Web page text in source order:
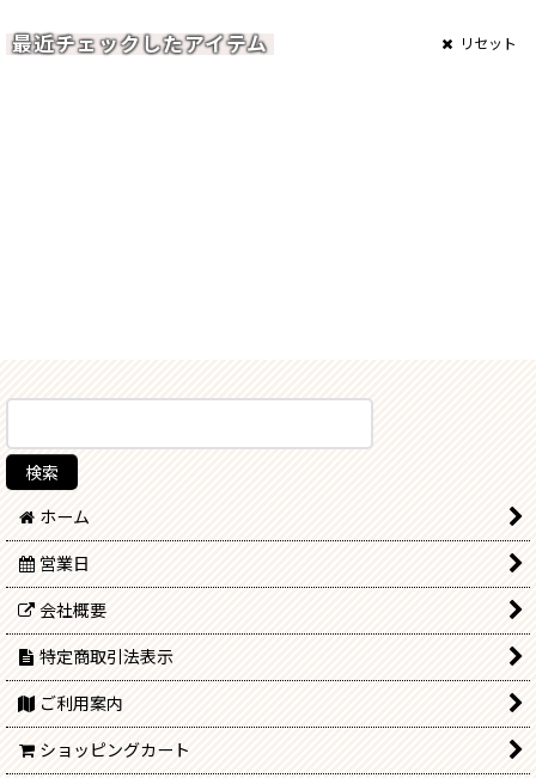
最近チェックしたアイテム リセット
ホーム
営業日
会社概要
特定商取引法表示
ご利用案内
ショッピングカート